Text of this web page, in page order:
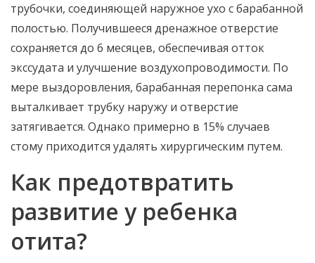
трубочки, соединяющей наружное ухо с барабанной
полостью. Получившееся дренажное отверстие
сохраняется до 6 месяцев, обеспечивая отток
экссудата и улучшение воздухопроводимости. По
мере выздоровления, барабанная перепонка сама
выталкивает трубку наружу и отверстие
затягивается. Однако примерно в 15% случаев
стому приходится удалять хирургическим путем.
Как предотвратить
развитие у ребенка
отита?